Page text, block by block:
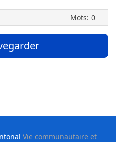
0
Vie communautaire et